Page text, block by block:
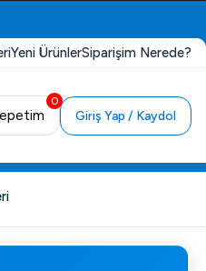
Yeni ÜrünlerSiparişim Nerede?
0
Giriş Yap / Kaydol